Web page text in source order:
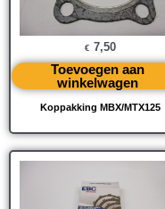
Koppakking MBX/MTX125
€ 7,50
Toevoegen aan
winkelwagen